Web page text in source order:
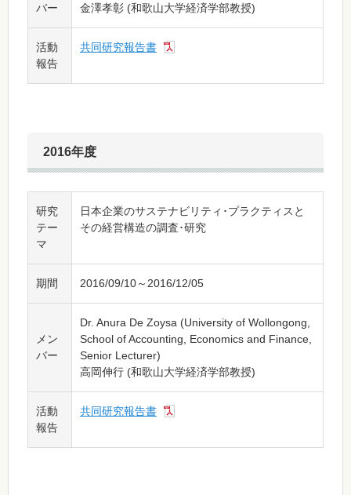
バー
金澤孝彰 (和歌山大学経済学部教授)
活動
報告
共同研究報告書
2016年度
研究
テー
マ
日本企業のサステナビリティ･プラクティスと
その経営構造の調査･研究
期間 2016/09/10～2016/12/05
メン
バー
Dr. Anura De Zoysa (University of Wollongong,
School of Accounting, Economics and Finance,
Senior Lecturer)
高岡伸行 (和歌山大学経済学部教授)
活動
報告
共同研究報告書